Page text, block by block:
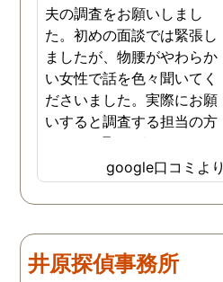
夫の調査をお願いしまし
た。初めの面談では緊張し
ましたが、物腰がやわらか
い女性で話を色々聞いてく
ださいました。実際にお願
いすると調査する担当の方
とのやり取りがメインで、
色々不安や心配な事の共有
をしてくれました。探偵の
方に依頼となると丸投げで
が、二人三脚で協力しあい
ながら、進めて行った感じ
google口コミより
井原探偵事務所